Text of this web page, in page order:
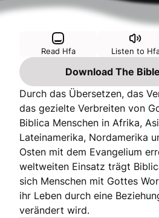
Read Hfa Listen to
Download The
Durch das Übersetzen, das
das gezielte Verbreiten von
Biblica Menschen in Afrika,
Lateinamerika, Nordamerika
Osten mit dem Evangelium
weltweiten Einsatz trägt
sich Menschen mit Gottes
ihr Leben durch eine
verändert wird.